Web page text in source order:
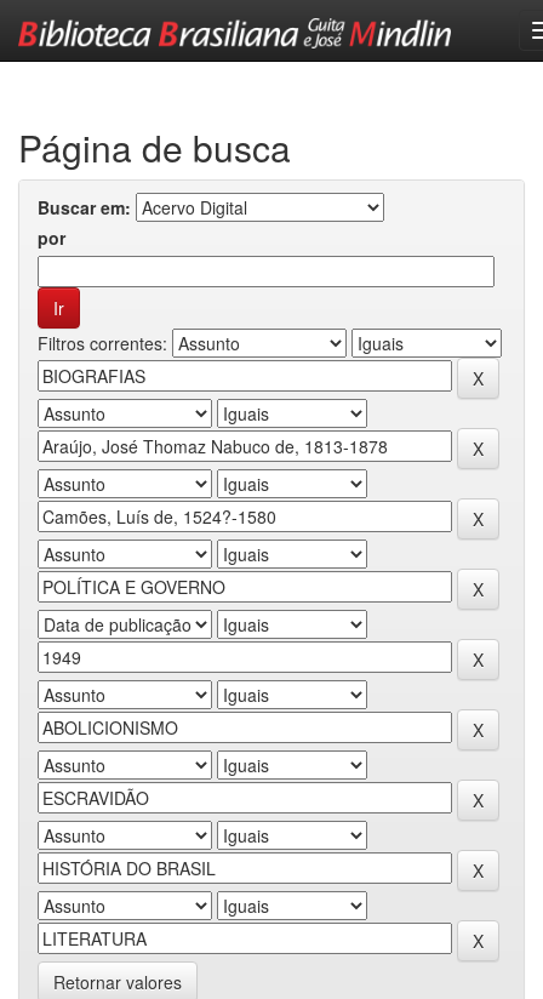
Página de busca
Buscar em:
por
Filtros correntes:
Retornar valores